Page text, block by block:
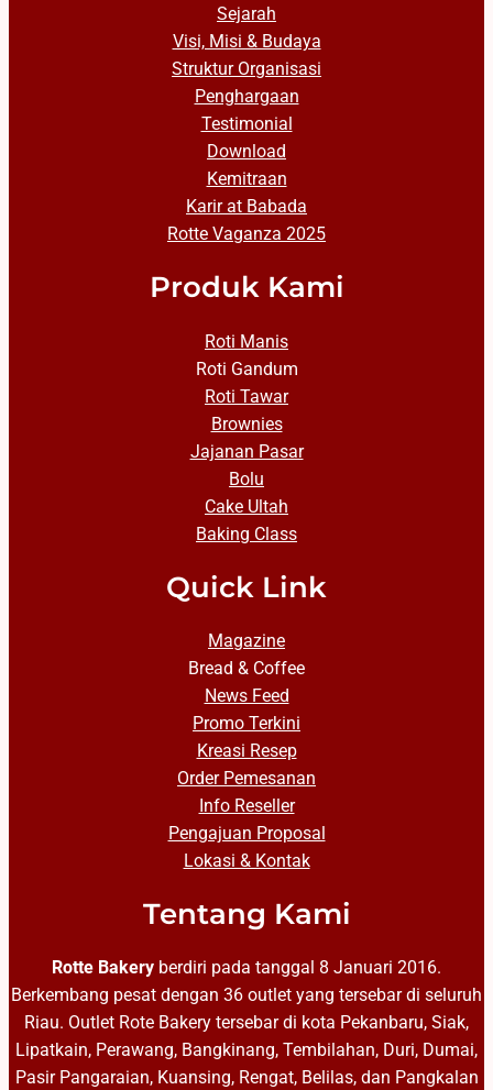
Sejarah
Visi, Misi & Budaya
Struktur Organisasi
Penghargaan
Testimonial
Download
Kemitraan
Karir at Babada
Rotte Vaganza 2025
Produk Kami
Roti Manis
Roti Gandum
Roti Tawar
Brownies
Jajanan Pasar
Bolu
Cake Ultah
Baking Class
Quick Link
Magazine
Bread & Coffee
News Feed
Promo Terkini
Kreasi Resep
Order Pemesanan
Info Reseller
Pengajuan Proposal
Lokasi & Kontak
Tentang Kami
Rotte Bakery berdiri pada tanggal 8 Januari 2016.
Berkembang pesat dengan 36 outlet yang tersebar di seluruh
Riau. Outlet Rote Bakery tersebar di kota Pekanbaru, Siak,
Lipatkain, Perawang, Bangkinang, Tembilahan, Duri, Dumai,
Pasir Pangaraian, Kuansing, Rengat, Belilas, dan Pangkalan